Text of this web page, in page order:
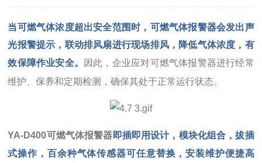
当可燃气体浓度超出安全范围时，可燃气体报警器会发出声
光报警提示，联动排风扇进行现场排风，降低气体浓度，有
效保障作业安全。
因此，企业应对可燃气体报警器进行经常
维护、保养和定期检测，确保其处于正常运行状态。
YA-D400可燃气体报警器 即插即用设计，模块化组合，拔插
式操作，百余种气体传感器可任意替换，安装维护便捷高